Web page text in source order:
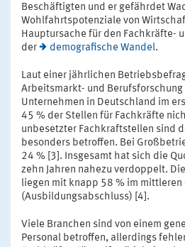
Beschäftigten und er gefährdet
Wohlfahrtspotenziale von
Hauptursache für den Fachkräfte-
der
demografische Wandel.
Laut einer jährlichen
Arbeitsmarkt- und Berufsforschung
Unternehmen in Deutschland im
45 % der Stellen für Fachkräfte
unbesetzter Fachkraftstellen sind
besonders betroffen. Bei
24 % [3]. Insgesamt hat sich die
zehn Jahren nahezu verdoppelt.
liegen mit knapp 58 % im
(Ausbildungsabschluss) [4].
Viele Branchen sind von einem
Personal betroffen, allerdings